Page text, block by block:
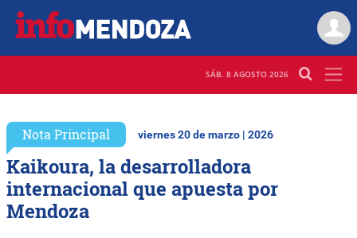
SÁB. 8 AGOSTO 2026
Nota Principal viernes 20 de marzo | 2026
Kaikoura, la desarrolladora
internacional que apuesta por
Mendoza